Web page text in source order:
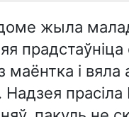
жыла
маёнтка і
прасіла